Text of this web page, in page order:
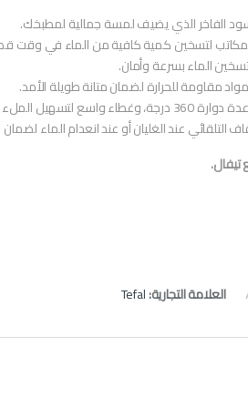
الفاخر الذي يضيف لمسة جمالية لمطبخك.
المكاتب لتسخين كمية كافية من الماء في وقت
الماء بسرعة وأمان.
مقاومة للحرارة لضمان متانة طويلة الأمد.
درجة، وغطاء واسع لتسهيل الملء والتنظيف.
التلقائي عند الغليان أو عند انعدام الماء لضمان
العلامة التجارية:Tefal